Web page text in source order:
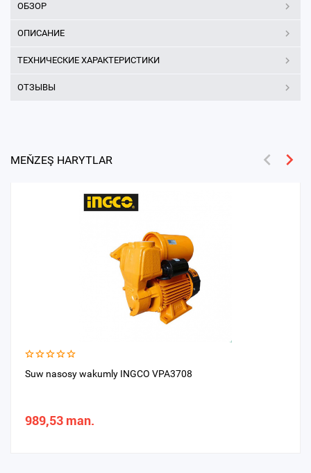
ОБЗОР
ОПИСАНИЕ
ТЕХНИЧЕСКИЕ ХАРАКТЕРИСТИКИ
ОТЗЫВЫ
MEŇZEŞ HARYTLAR
Suw nasosy wakumly INGCO VPA3708
989,53 man.